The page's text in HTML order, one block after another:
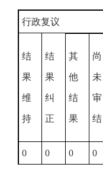
行政复议
结
果
维
持
结
果
纠
正
其
他
结
果
尚
未
审
结
0 0 0 0